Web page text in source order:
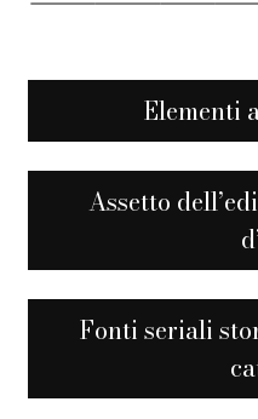
Elementi
Assetto
Fonti seriali